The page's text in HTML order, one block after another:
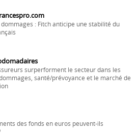
: Fitch anticipe une stabilité du
surperforment le secteur dans les
santé/prévoyance et le marché de
des fonds en euros peuvent-ils